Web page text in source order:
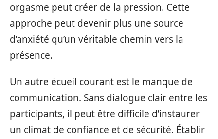
orgasme peut créer de la pression. Cette
approche peut devenir plus une source
d’anxiété qu’un véritable chemin vers la
présence.
Un autre écueil courant est le manque de
communication. Sans dialogue clair entre les
participants, il peut être difficile d’instaurer
un climat de confiance et de sécurité. Établir